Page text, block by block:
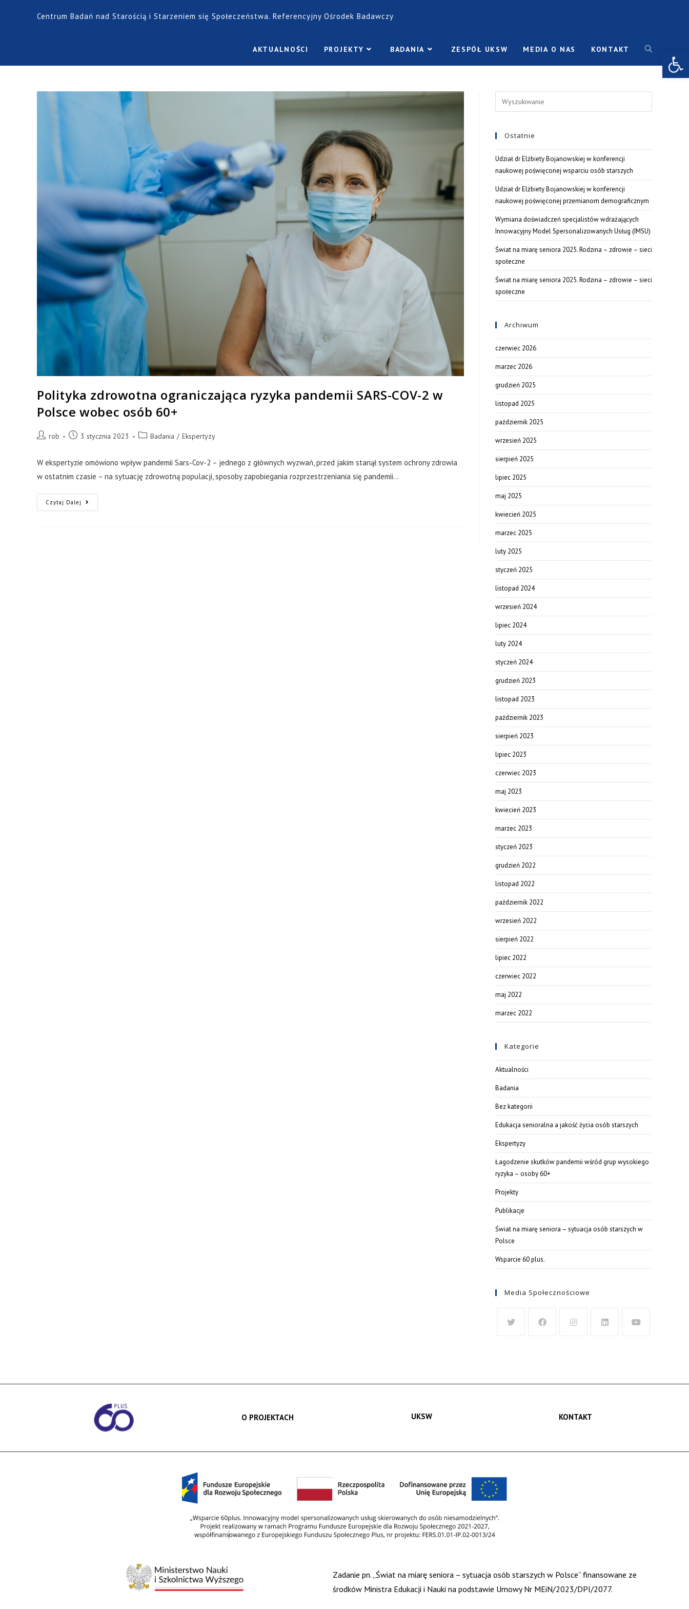
Open toolbar
Centrum Badań nad Starością i Starzeniem się Społeczeństwa. Referencyjny Ośrodek Badawczy
AKTUALNOŚCI PROJEKTY BADANIA ZESPÓŁ UKSW MEDIA O NAS KONTAKT
Polityka zdrowotna ograniczająca ryzyka pandemii SARS-COV-2 w
Polsce wobec osób 60+
rob 3 stycznia 2023 Badania / Ekspertyzy
W ekspertyzie omówiono wpływ pandemii Sars-Cov-2 – jednego z głównych wyzwań, przed jakim stanął system ochrony zdrowia
w ostatnim czasie – na sytuację zdrowotną populacji, sposoby zapobiegania rozprzestrzeniania się pandemii…
Czytaj Dalej
Ostatnie
Udział dr Elżbiety Bojanowskiej w konferencji
naukowej poświęconej wsparciu osób starszych
Udział dr Elżbiety Bojanowskiej w konferencji
naukowej poświęconej przemianom demograficznym
Wymiana doświadczeń specjalistów wdrażających
Innowacyjny Model Spersonalizowanych Usług (IMSU)
Świat na miarę seniora 2025. Rodzina – zdrowie – sieci
społeczne
Świat na miarę seniora 2025. Rodzina – zdrowie – sieci
społeczne
Archiwum
czerwiec 2026
marzec 2026
grudzień 2025
listopad 2025
październik 2025
wrzesień 2025
sierpień 2025
lipiec 2025
maj 2025
kwiecień 2025
marzec 2025
luty 2025
styczeń 2025
listopad 2024
wrzesień 2024
lipiec 2024
luty 2024
styczeń 2024
grudzień 2023
listopad 2023
październik 2023
sierpień 2023
lipiec 2023
czerwiec 2023
maj 2023
kwiecień 2023
marzec 2023
styczeń 2023
grudzień 2022
listopad 2022
październik 2022
wrzesień 2022
sierpień 2022
lipiec 2022
czerwiec 2022
maj 2022
marzec 2022
Kategorie
Aktualności
Badania
Bez kategorii
Edukacja senioralna a jakość życia osób starszych
Ekspertyzy
Łagodzenie skutków pandemii wśród grup wysokiego
ryzyka – osoby 60+
Projekty
Publikacje
Świat na miarę seniora – sytuacja osób starszych w
Polsce
Wsparcie 60 plus.
Media Społecznościowe
O PROJEKTACH UKSW KONTAKT
Zadanie pn. „Świat na miarę seniora – sytuacja osób starszych w Polsce” finansowane ze
środków Ministra Edukacji i Nauki na podstawie Umowy Nr MEiN/2023/DPI/2077.